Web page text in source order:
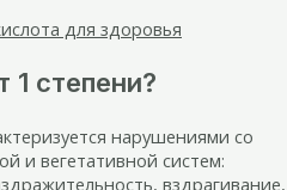
для здоровья
1 степени?
нарушениями со
и вегетативной систем:
вздрагивание,